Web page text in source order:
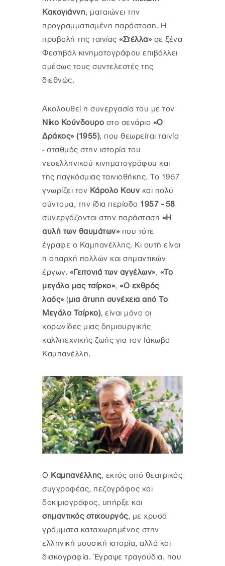
Κακογιάννη, ματαιώνει την
προγραμματισμένη παράσταση. Η
προβολή της ταινίας «Στέλλα» σε ξένα
Φεστιβάλ κινηματογράφου επιβάλλει
αμέσως τους συντελεστές της
διεθνώς.
Ακολουθεί η συνεργασία του με τον
Νίκο Κούνδουρο στο σενάριο «Ο
Δράκος» (1955), που θεωρείται ταινία
- σταθμός στην ιστορία του
νεοελληνικού κινηματογράφου και
της παγκόσμιας ταινιοθήκης. Το 1957
γνωρίζει τον Κάρολο Κουν και πολύ
σύντομα, την ίδια περίοδο 1957 - 58
συνεργάζονται στην παράσταση «Η
αυλή των θαυμάτων» που τότε
έγραφε ο Καμπανέλλης. Κι αυτή είναι
η απαρχή πολλών και σημαντικών
έργων. «Γειτονιά των αγγέλων», «Το
μεγάλο μας τσίρκο», «Ο εχθρός
λαός» (μια άτυπη συνέχεια από Το
Μεγάλο Τσίρκο), είναι μόνο οι
κορωνίδες μιας δημιουργικής
καλλιτεχνικής ζωής για τον Ιάκωβο
Καμπανέλλη.
Ο Καμπανέλλης, εκτός από θεατρικός
συγγραφέας, πεζογράφος και
δοκιμιογράφος, υπήρξε και
σημαντικός στιχουργός, με χρυσά
γράμματα καταχωρημένος στην
ελληνική μουσική ιστορία, αλλά και
δισκογραφία. Έγραψε τραγούδια, που